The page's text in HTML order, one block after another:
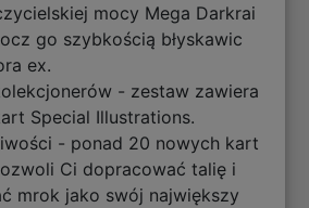
mocy Mega Darkrai
go szybkością błyskawic
ex.
- zestaw zawiera
Special Illustrations.
- ponad 20 nowych kart
Ci dopracować talię i
mrok jako swój największy